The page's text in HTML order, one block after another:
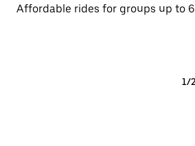
Affordable rides for groups up to 6
1/2